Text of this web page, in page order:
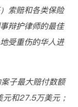
索赔和各类保险
辩护律师的最佳
受重伤的华人进
子最大赔付数额
和27.5万美元；